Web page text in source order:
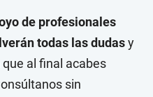
de profesionales
todas las dudasy
al final acabes
sin